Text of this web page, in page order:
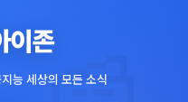
이존
능 세상의 모든 소식